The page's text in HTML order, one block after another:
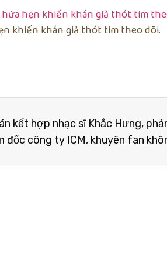
khiến khán giả thót tim theo dõi.
kết hợp nhạc sĩ Khắc Hưng,
đốc công ty ICM, khuyên fan